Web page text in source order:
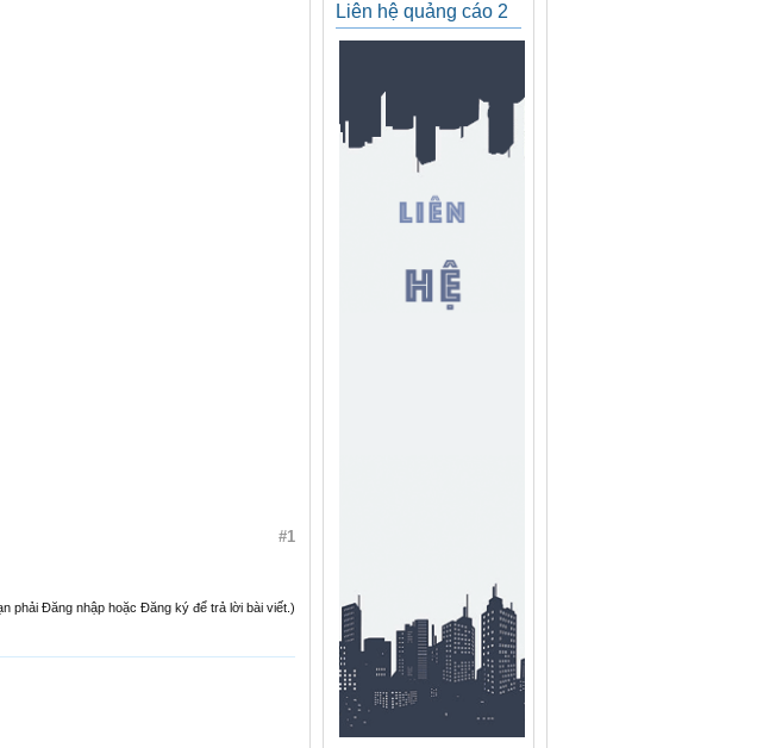
#1
phải Đăng nhập hoặc Đăng ký để trả lời bài viết.)
Liên hệ quảng cáo 2